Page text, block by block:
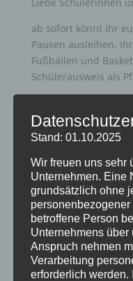
ab sofort könnt ihr
Pausen ausleihen.
Fußbällen und
Schülerausweis als
Pause!
Neueste Beiträge
Wir verabschieden
Kunst und Kultur bei
Stand: 01.10.2025
Wir freuen uns sehr
Unternehmen. Eine
grundsätzlich ohne
betroffene Person
Unternehmens über
Anspruch nehmen
Verarbeitung
erforderlich werden.